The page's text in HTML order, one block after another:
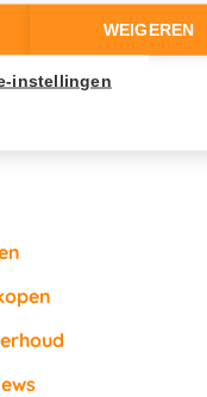
WEIGEREN
instellingen